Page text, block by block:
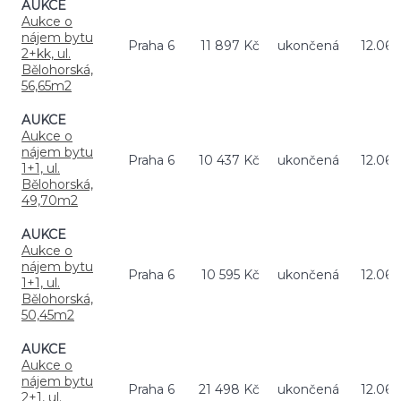
AUKCE
Aukce o
nájem bytu
2+kk, ul.
Bělohorská,
56,65m2
Praha 6 11 897 Kč ukončená
AUKCE
Aukce o
nájem bytu
1+1, ul.
Bělohorská,
49,70m2
Praha 6 10 437 Kč ukončená
AUKCE
Aukce o
nájem bytu
1+1, ul.
Bělohorská,
50,45m2
Praha 6 10 595 Kč ukončená
AUKCE
Aukce o
nájem bytu
2+1, ul.
Praha 6 21 498 Kč ukončená